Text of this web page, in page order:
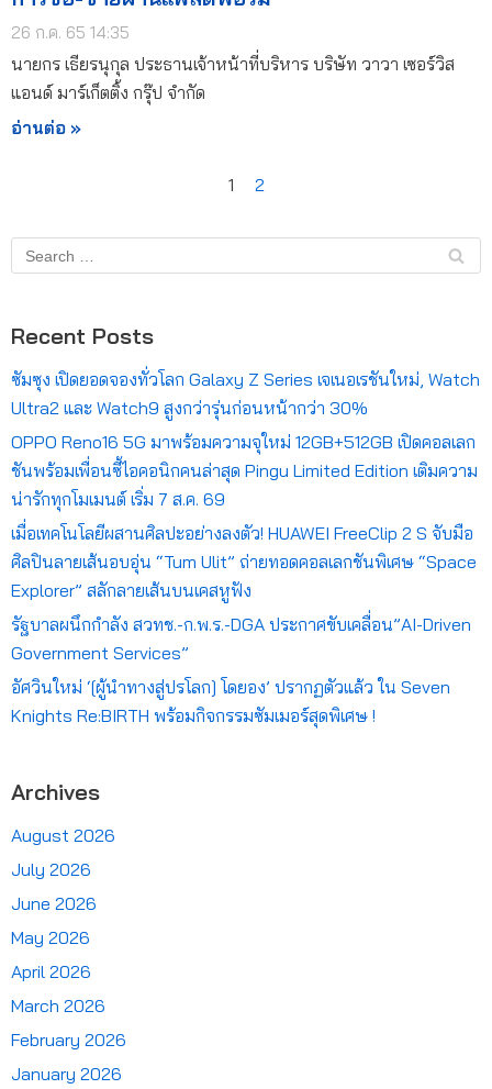
26 ก.ค. 65 14:35
นายกร เธียรนุกุล ประธานเจ้าหน้าที่บริหาร บริษัท วาวา เซอร์วิส
แอนด์ มาร์เก็ตติ้ง กรุ๊ป จำกัด
อ่านต่อ »
1 2
Recent Posts
ซัมซุง เปิดยอดจองทั่วโลก Galaxy Z Series เจเนอเรชันใหม่, Watch
Ultra2 และ Watch9 สูงกว่ารุ่นก่อนหน้ากว่า 30%
OPPO Reno16 5G มาพร้อมความจุใหม่ 12GB+512GB เปิดคอลเลก
ชันพร้อมเพื่อนซี้ไอคอนิกคนล่าสุด Pingu Limited Edition เติมความ
น่ารักทุกโมเมนต์ เริ่ม 7 ส.ค. 69
เมื่อเทคโนโลยีผสานศิลปะอย่างลงตัว! HUAWEI FreeClip 2 S จับมือ
ศิลปินลายเส้นอบอุ่น “Tum Ulit” ถ่ายทอดคอลเลกชันพิเศษ “Space
Explorer” สลักลายเส้นบนเคสหูฟัง
รัฐบาลผนึกกำลัง สวทช.-ก.พ.ร.-DGA ประกาศขับเคลื่อน”AI-Driven
Government Services”
อัศวินใหม่ ‘[ผู้นำทางสู่ปรโลก] โดยอง’ ปรากฏตัวแล้ว ใน Seven
Knights Re:BIRTH พร้อมกิจกรรมซัมเมอร์สุดพิเศษ !
Archives
August 2026
July 2026
June 2026
May 2026
April 2026
March 2026
February 2026
January 2026